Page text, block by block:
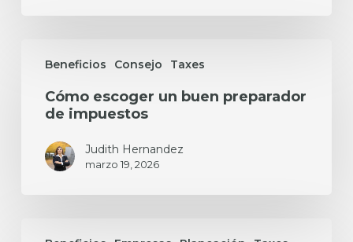
simple
efectiva)
Beneficios Consejo Taxes
escoger
buen
preparador
impuestos
Cómo escoger un buen preparador
de impuestos
Judith Hernandez
marzo 19, 2026